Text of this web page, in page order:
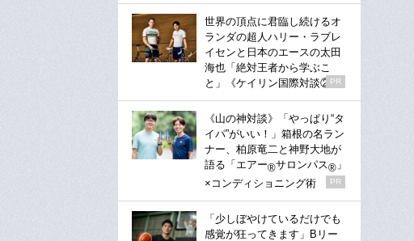
世界の頂点に君臨し続けるオ
ランダの超人ハリー・ラブレ
イセンと日本のエースの太田
海也「絶対王者から学ぶこ
と」《ケイリン国際対談②》
PR
《山の神対談》「やっぱり“タ
イパ”がいい！」箱根の名ラン
ナー、柏原竜二と神野大地が
語る「エアー®サロンパス® 」
×コンディショニング術
PR
「少しぼやけているだけでも
感覚が狂ってきます」Bリー